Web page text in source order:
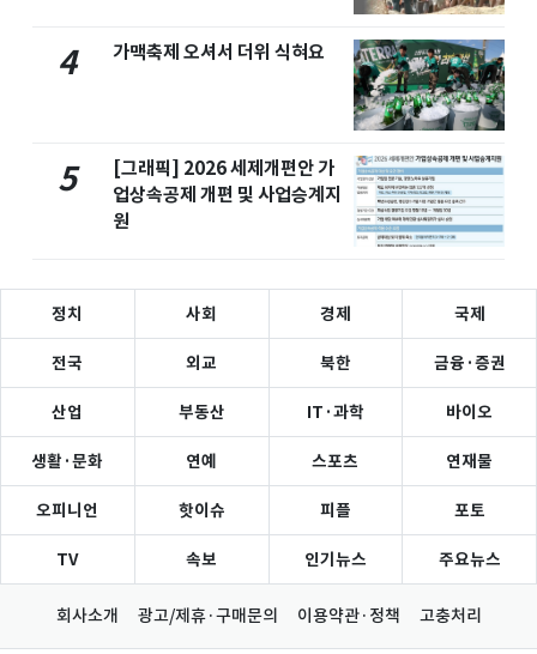
4 가맥축제 오셔서 더위 식혀요
5
[그래픽] 2026 세제개편안 가
업상속공제 개편 및 사업승계지
원
정치 사회 경제 국제
전국 외교 북한 금융·증권
산업 부동산 IT·과학 바이오
생활·문화 연예 스포츠 연재물
오피니언 핫이슈 피플 포토
TV 속보 인기뉴스 주요뉴스
회사소개 광고/제휴·구매문의 이용약관·정책 고충처리